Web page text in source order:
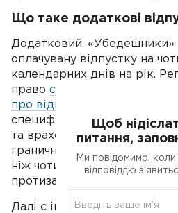
Що таке додаткові
Додатковий. «Убедешники»
оплачувану відпустку на
календарних днів на рік.
право статтею 772 КЗпП
про відпустки
. Але
специфіки. Спершу згідно
та враховано його певну
гранична. Так, давати
ніж чотирнадцять діб
протизаконно.
Далі є інші моменти,
Щоб
питання,
Ми повідомимо, коли
відповіддю